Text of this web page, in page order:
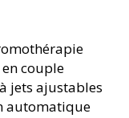
couple
jets ajustables
automatique